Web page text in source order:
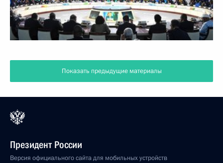
Показать предыдущие материалы
Президент России
Версия официального сайта для мобильных устройств